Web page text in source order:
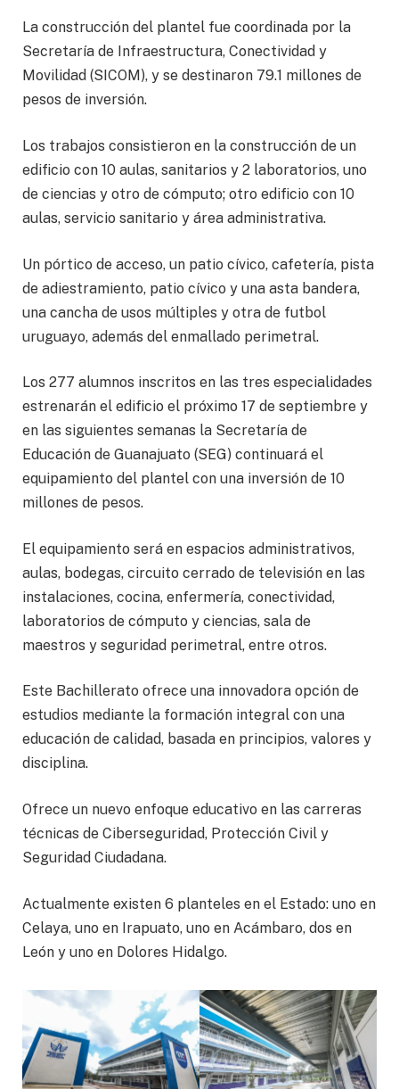
La construcción del plantel fue coordinada por la
Secretaría de Infraestructura, Conectividad y
Movilidad (SICOM), y se destinaron 79.1 millones de
pesos de inversión.
Los trabajos consistieron en la construcción de un
edificio con 10 aulas, sanitarios y 2 laboratorios, uno
de ciencias y otro de cómputo; otro edificio con 10
aulas, servicio sanitario y área administrativa.
Un pórtico de acceso, un patio cívico, cafetería, pista
de adiestramiento, patio cívico y una asta bandera,
una cancha de usos múltiples y otra de futbol
uruguayo, además del enmallado perimetral.
Los 277 alumnos inscritos en las tres especialidades
estrenarán el edificio el próximo 17 de septiembre y
en las siguientes semanas la Secretaría de
Educación de Guanajuato (SEG) continuará el
equipamiento del plantel con una inversión de 10
millones de pesos.
El equipamiento será en espacios administrativos,
aulas, bodegas, circuito cerrado de televisión en las
instalaciones, cocina, enfermería, conectividad,
laboratorios de cómputo y ciencias, sala de
maestros y seguridad perimetral, entre otros.
Este Bachillerato ofrece una innovadora opción de
estudios mediante la formación integral con una
educación de calidad, basada en principios, valores y
disciplina.
Ofrece un nuevo enfoque educativo en las carreras
técnicas de Ciberseguridad, Protección Civil y
Seguridad Ciudadana.
Actualmente existen 6 planteles en el Estado: uno en
Celaya, uno en Irapuato, uno en Acámbaro, dos en
León y uno en Dolores Hidalgo.